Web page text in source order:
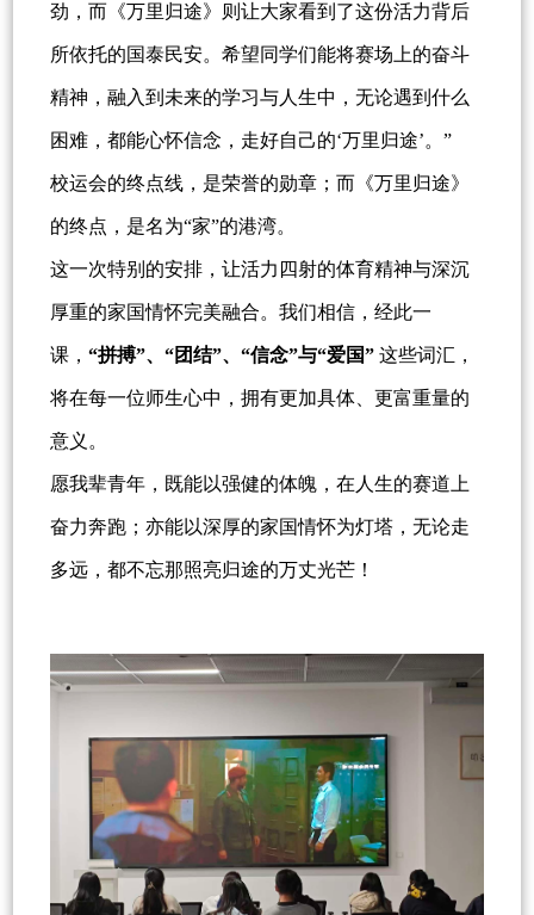
劲，而《万里归途》则让大家看到了这份活力背后
所依托的国泰民安。希望同学们能将赛场上的奋斗
精神，融入到未来的学习与人生中，无论遇到什么
困难，都能心怀信念，走好自己的‘万里归途’。”
校运会的终点线，是荣誉的勋章；而《万里归途》
的终点，是名为“家”的港湾。
这一次特别的安排，让活力四射的体育精神与深沉
厚重的家国情怀完美融合。我们相信，经此一
课， “拼搏”、“团结”、“信念”与“爱国” 这些词汇，
将在每一位师生心中，拥有更加具体、更富重量的
意义。
愿我辈青年，既能以强健的体魄，在人生的赛道上
奋力奔跑；亦能以深厚的家国情怀为灯塔，无论走
多远，都不忘那照亮归途的万丈光芒！